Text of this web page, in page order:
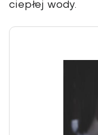
ciepłej wody.